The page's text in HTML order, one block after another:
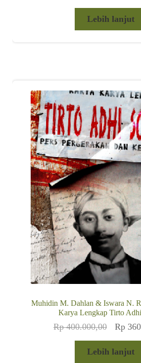
adalah:
Lebih lanjut
Muhidin M. Dahlan & Iswara N.
Karya Lengkap Tirto
Rp400.000,00
Harga
adalah:
Rp
Lebih lanjut